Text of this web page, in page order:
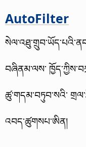
AutoFilter
བཞིནམ་ལས་
ཚུ་གདམ་བཏུབ་སའི་
འབད་ཚུགསཔ་ཨིན།